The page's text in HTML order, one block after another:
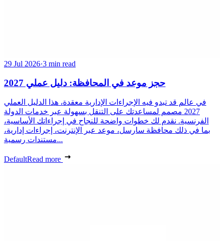
29 Jul 2026·3 min read
حجز موعد في المحافظة: دليل عملي 2027
في عالم قد تبدو فيه الإجراءات الإدارية معقدة، هذا الدليل العملي
2027 مصمم لمساعدتك على التنقل بسهولة عبر خدمات الدولة
الفرنسية. نقدم لك خطوات واضحة للنجاح في إجراءاتك الأساسية،
بما في ذلك محافظة سارسل، موعد عبر الإنترنت، إجراءات إدارية،
مستندات رسمية...
DefaultRead more